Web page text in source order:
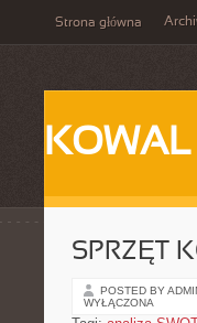
Strona główna
KOWAL
SPRZĘT
POSTED BY
WYŁĄCZONA